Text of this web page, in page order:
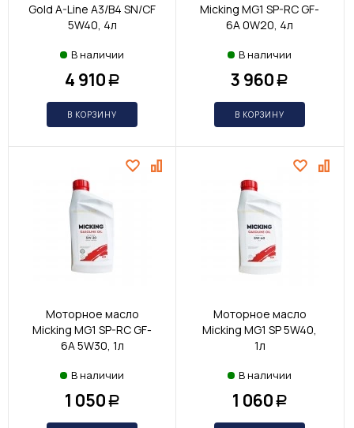
Gold A-Line A3/B4 SN/CF
5W40, 4л
В наличии
4 910 Р
В КОРЗИНУ
Micking MG1 SP-RC GF-
6A 0W20, 4л
В наличии
3 960 Р
В КОРЗИНУ
Моторное масло
Micking MG1 SP-RC GF-
6A 5W30, 1л
В наличии
1 050 Р
Моторное масло
Micking MG1 SP 5W40,
1л
В наличии
1 060 Р